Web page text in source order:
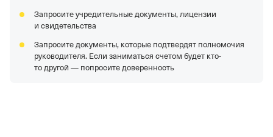
Запросите учредительные документы, лицензии
и свидетельства
Запросите документы, которые подтвердят полномочия
руководителя. Если заниматься счетом будет кто-
то другой — попросите доверенность